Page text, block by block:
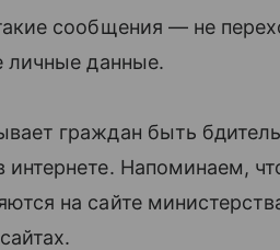
сообщения — не
личные данные.
граждан быть
интернете. Напоминаем,
на сайте